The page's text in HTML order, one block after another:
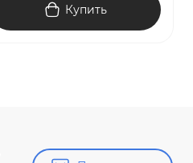
Купить